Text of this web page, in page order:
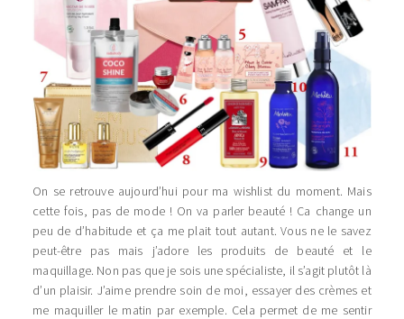
On se retrouve aujourd’hui pour ma wishlist du moment. Mais
cette fois, pas de mode ! On va parler beauté ! Ca change un
peu de d’habitude et ça me plait tout autant. Vous ne le savez
peut-être pas mais j’adore les produits de beauté et le
maquillage. Non pas que je sois une spécialiste, il s’agit plutôt là
d’un plaisir. J’aime prendre soin de moi, essayer des crèmes et
me maquiller le matin par exemple. Cela permet de me sentir